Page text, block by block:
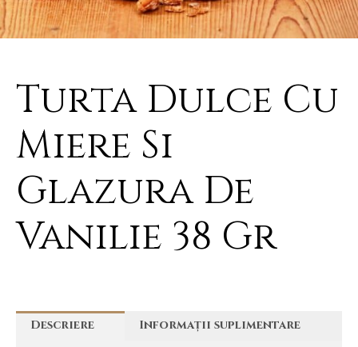
Turta Dulce Cu
Miere Si
Glazura De
Vanilie 38 Gr
Descriere Informații suplimentare